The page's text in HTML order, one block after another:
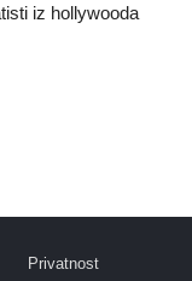
iz hollywooda
Privatnost